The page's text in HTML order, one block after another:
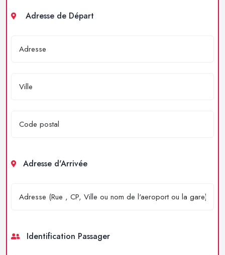
Adresse de Départ
Adresse d'Arrivée
Identification Passager